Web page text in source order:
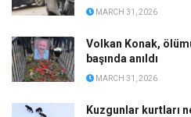
MARCH 31, 2026
Volkan Konak,
başında anıldı
MARCH 31, 2026
Kuzgunlar kurtları